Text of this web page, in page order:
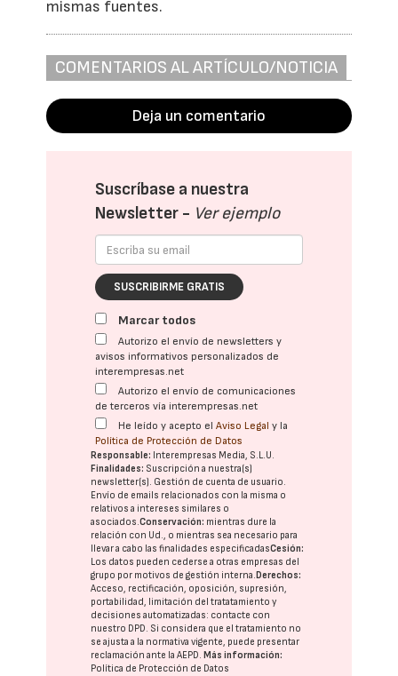
mismas fuentes.
COMENTARIOS AL ARTÍCULO/NOTICIA
Deja un comentario
Suscríbase a nuestra
Newsletter - Ver ejemplo
SUSCRIBIRME GRATIS
Marcar todos
Autorizo el envío de newsletters y
avisos informativos personalizados de
interempresas.net
Autorizo el envío de comunicaciones
de terceros vía interempresas.net
He leído y acepto elAviso Legal y la
Política de Protección de Datos
Responsable: Interempresas Media, S.L.U.
Finalidades: Suscripción a nuestra(s)
newsletter(s). Gestión de cuenta de usuario.
Envío de emails relacionados con la misma o
relativos a intereses similares o
asociados.Conservación: mientras dure la
relación con Ud., o mientras sea necesario para
llevar a cabo las finalidades especificadasCesión:
Los datos pueden cederse a otras empresas del
grupo por motivos de gestión interna. Derechos:
Acceso, rectificación, oposición, supresión,
portabilidad, limitación del tratatamiento y
decisiones automatizadas: contacte con
nuestro DPD. Si considera que el tratamiento no
se ajusta a la normativa vigente, puede presentar
reclamación ante laAEPD. Más información:
Política de Protección de Datos